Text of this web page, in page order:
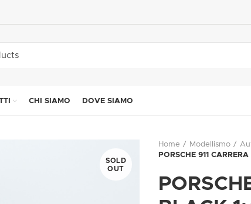
CHI SIAMO DOVE SIAMO
SOLD
OUT
Home Modellismo
PORSCHE 911